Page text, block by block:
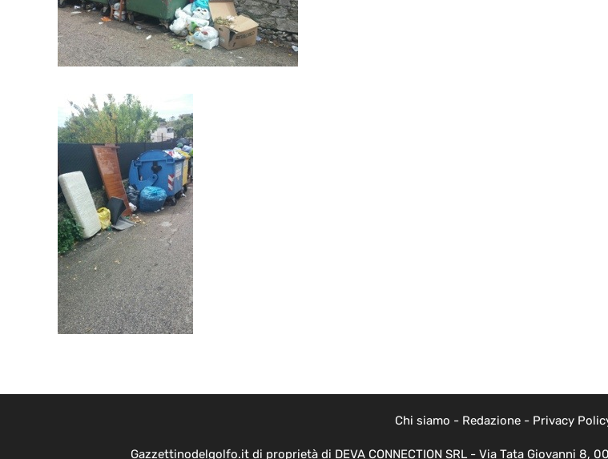
Chi siamo - Redazione- Privacy
Gazzettinodelgolfo.it di proprietà di DEVA CONNECTION SRL - Via Tata Giovanni 8,